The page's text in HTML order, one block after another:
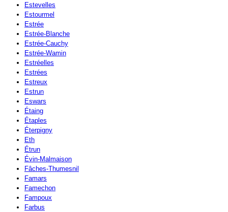
Estevelles
Estourmel
Estrée
Estrée-Blanche
Estrée-Cauchy
Estrée-Wamin
Estréelles
Estrées
Estreux
Estrun
Eswars
Étaing
Étaples
Éterpigny
Eth
Étrun
Évin-Malmaison
Fâches-Thumesnil
Famars
Famechon
Fampoux
Farbus